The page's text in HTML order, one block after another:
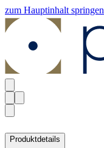
zum Hauptinhalt springen
Produktdetails